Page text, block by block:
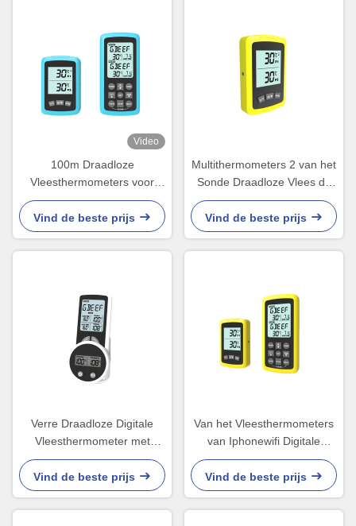
Video
100m Draadloze
Vleesthermometers voor
Oven Outdoor Barbecue
Bake
Vind de beste prijs
Multithermometers 2 van het
Sonde Draadloze Vlees de
Grilllange afstand van de
Sondeskeuken
Vind de beste prijs
Verre Draadloze Digitale
Vleesthermometer met
Dubbele Sondes voor Oven
Vind de beste prijs
Van het Vleesthermometers
van Iphonewifi Digitale
Draadloze Draadloze App
Grill Op hoge temperatuur
Vind de beste prijs